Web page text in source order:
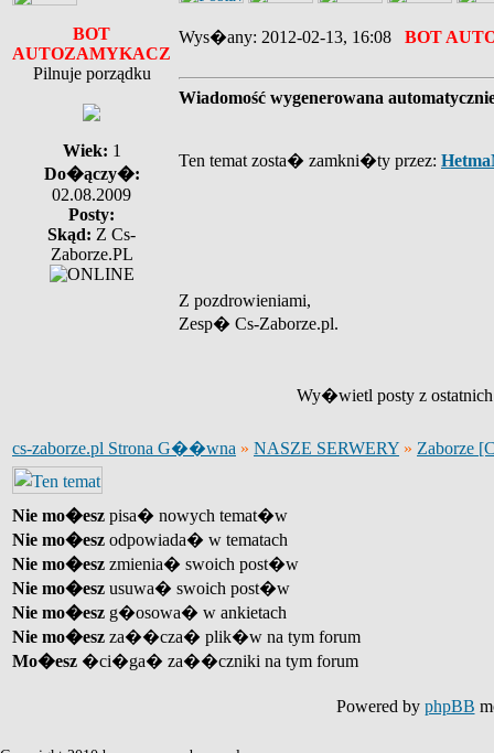
BOT
AUTOZAMYKACZ
Pilnuje porządku
Wiek: 1
Do�ączy�:
02.08.2009
Posty:
Skąd: Z Cs-
Zaborze.PL
Wys�any: 2012-02-13, 16:08 BOT
Wiadomość wygenerowana
Ten temat zosta� zamkni�ty przez:
Z pozdrowieniami,
Zesp� Cs-Zaborze.pl.
Wy�wietl posty z
cs-zaborze.pl Strona G��wna » NASZE SERWERY » Zaborze
Nie mo�esz pisa� nowych temat�w
Nie mo�esz odpowiada� w tematach
Nie mo�esz zmienia� swoich post�w
Nie mo�esz usuwa� swoich post�w
Nie mo�esz g�osowa� w ankietach
Nie mo�esz za��cza� plik�w na tym forum
Mo�esz �ci�ga� za��czniki na tym forum
Powered by phpBB